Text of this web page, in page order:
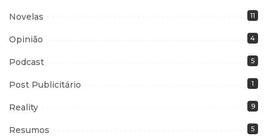
Novelas 11
Opinião 4
Podcast 5
Post Publicitário 1
Reality 9
Resumos 5